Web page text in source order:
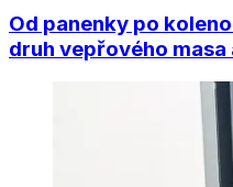
Od panenky po
druh vepřového masa